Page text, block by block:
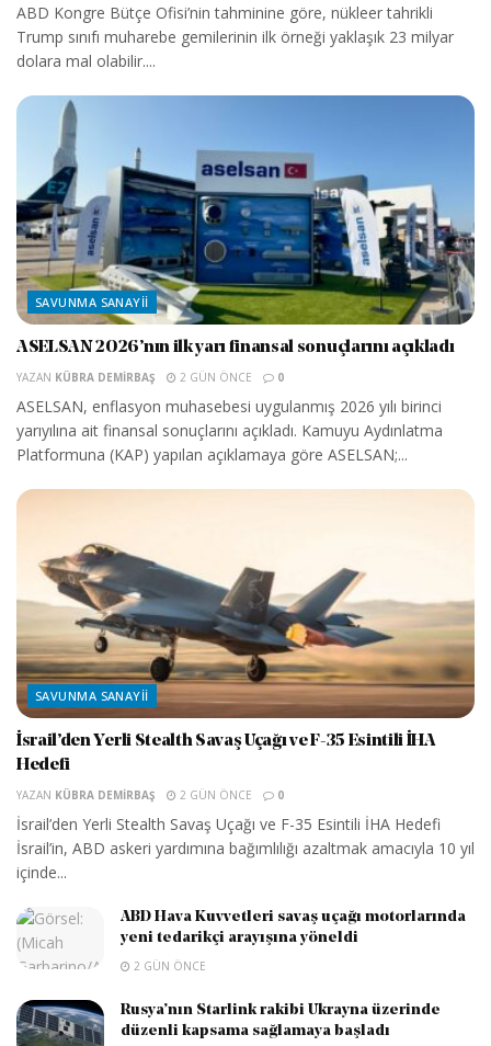
ABD Kongre Bütçe Ofisi’nin tahminine göre, nükleer tahrikli
Trump sınıfı muharebe gemilerinin ilk örneği yaklaşık 23 milyar
dolara mal olabilir....
SAVUNMA SANAYII
ASELSAN 2026’nın ilk yarı finansal sonuçlarını açıkladı
YAZAN KÜBRA DEMIRBAŞ 2 GÜN ÖNCE 0
ASELSAN, enflasyon muhasebesi uygulanmış 2026 yılı birinci
yarıyılına ait finansal sonuçlarını açıkladı. Kamuyu Aydınlatma
Platformuna (KAP) yapılan açıklamaya göre ASELSAN;...
SAVUNMA SANAYII
İsrail’den Yerli Stealth Savaş Uçağı ve F-35 Esintili İHA
Hedefi
YAZAN KÜBRA DEMIRBAŞ 2 GÜN ÖNCE 0
İsrail’den Yerli Stealth Savaş Uçağı ve F-35 Esintili İHA Hedefi
İsrail’in, ABD askeri yardımına bağımlılığı azaltmak amacıyla 10 yıl
içinde...
ABD Hava Kuvvetleri savaş uçağı motorlarında
yeni tedarikçi arayışına yöneldi
2 GÜN ÖNCE
Rusya’nın Starlink rakibi Ukrayna üzerinde
düzenli kapsama sağlamaya başladı